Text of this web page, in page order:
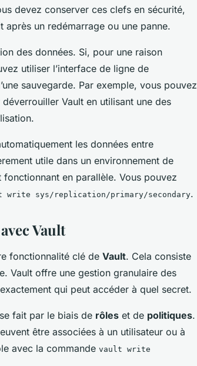
devez conserver ces clefs en sécurité,
un redémarrage ou une panne.
des données. Si, pour une raison
utiliser l’interface de ligne de
sauvegarde. Par exemple, vous pouvez
déverrouiller Vault en utilisant une des
les données entre
utile dans un environnement de
en parallèle. Vous pouvez
write sys/replication/primary/secondary.
Vault
fonctionnalité clé de Vault. Cela consiste
Vault offre une gestion granulaire des
qui peut accéder à quel secret.
fait par le biais de rôles et de politiques.
être associées à un utilisateur ou à
avec la commande vault write